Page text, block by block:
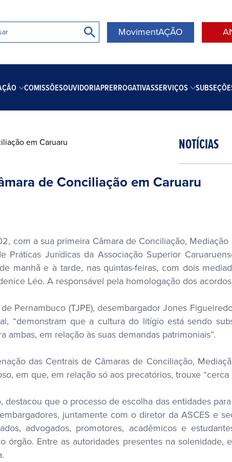
MovimentAÇÃO
COMISSÕESOUVIDORIAPRERROGATIVASSERVIÇOS
NOTÍCIAS
de Conciliação em Caruaru
com a sua primeira Câmara de Conciliação,
Jurídicas da Associação Superior
manhã e à tarde, nas quintas-feiras, com dois
Léo. A responsável pela homologação dos
Pernambuco (TJPE), desembargador Jones
“demonstram que a cultura do litígio está sendo
ambas, em relação às suas demandas patrimoniais”.
das Centrais de Câmaras de Conciliação,
em que, em relação só aos precatórios, trouxe
destacou que o processo de escolha das entidades
juntamente com o diretor da ASCES e
advogados, promotores, acadêmicos e
órgão. Entre as autoridades presentes na